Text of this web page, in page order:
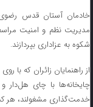
خادمان آستان قدس رضوی،
مدیریت نظم و امنیت مراسم
شکوه به عزاداری بپردازند.
از راهنمایان زائران که با
چایخانه‌ها با چای هل‌دار
خدمت‌گذاری مشغولند، هر